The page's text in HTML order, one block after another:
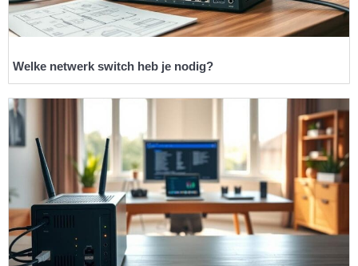
Welke netwerk switch heb je nodig?